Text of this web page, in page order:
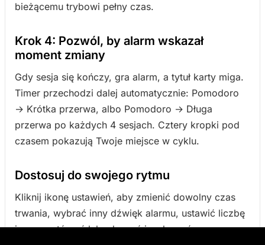
bieżącemu trybowi pełny czas.
Krok 4: Pozwól, by alarm wskazał
moment zmiany
Gdy sesja się kończy, gra alarm, a tytuł karty miga.
Timer przechodzi dalej automatycznie: Pomodoro
→ Krótka przerwa, albo Pomodoro → Długa
przerwa po każdych 4 sesjach. Cztery kropki pod
czasem pokazują Twoje miejsce w cyklu.
Dostosuj do swojego rytmu
Kliknij ikonę ustawień, aby zmienić dowolny czas
trwania, wybrać inny dźwięk alarmu, ustawić liczbę
jego powtórzeń lub włączyć i wyłączyć